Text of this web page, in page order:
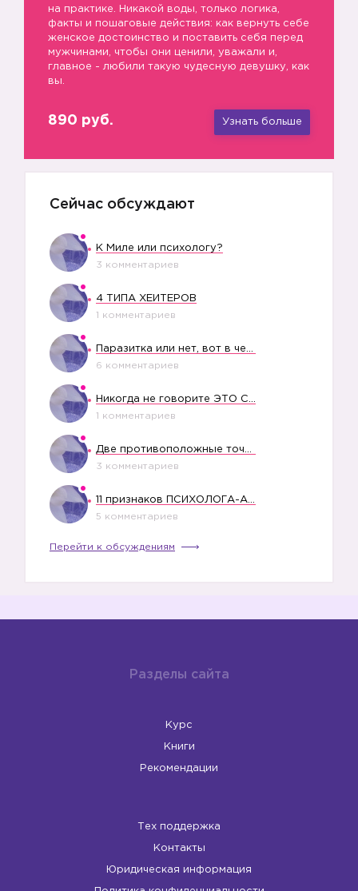
на практике. Никакой воды, только логика,
факты и пошаговые действия: как вернуть себе
женское достоинство и поставить себя перед
мужчинами, чтобы они ценили, уважали и,
главное - любили такую чудесную девушку, как
вы.
890 руб. Узнать больше
Сейчас обсуждают
К Миле или психологу?
3 комментариев
4 ТИПА ХЕЙТЕРОВ
1 комментариев
6 комментариев
1 комментариев
3 комментариев
5 комментариев
Перейти к обсуждениям
Разделы сайта
Курс
Книги
Рекомендации
Тех поддержка
Контакты
Юридическая информация